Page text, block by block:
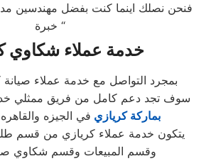
فنحن نصلك اينما كنت بفضل مهندسين
خبرة “
خدمة عملاء شكاوي
بمجرد التواصل مع خدمة عملاء
سوف تجد دعم كامل من فريق ممثلي
بماركة كريازي في الجيزه
يتكون خدمة عملاء كريازي من قسم
وقسم المبيعات وقسم شكاوي